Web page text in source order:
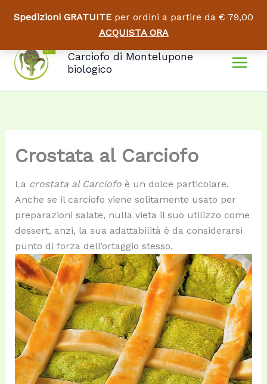
Spedizioni GRATUITE per ordini a partire da € 79,00
ACQUISTA ORA
contenuto
Carciofo di Montelupone
biologico
Crostata al Carciofo
La crostata al Carciofoè un dolce particolare.
Anche se il carciofo viene solitamente usato per
preparazioni salate, nulla vieta il suo utilizzo come
dessert, anzi, la sua adattabilità è da considerarsi
punto di forza dell’ortaggio stesso.